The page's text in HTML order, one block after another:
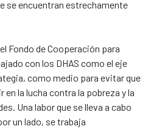
se encuentran estrechamente
Fondo de Cooperación para
con los DHAS como el eje
como medio para evitar que
en la lucha contra la pobreza y la
Una labor que se lleva a cabo
un lado, se trabaja